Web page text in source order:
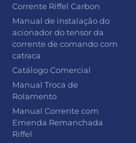
Corrente Riffel Carbon
Manual de instalação do
acionador do tensor da
corrente de comando com
catraca
Catálogo Comercial
Manual Troca de
Rolamento
Manual Corrente com
Emenda Remanchada
Riffel